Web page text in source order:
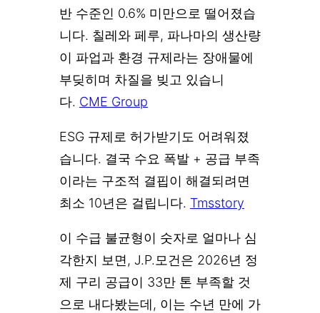
반 수준인 0.6% 미만으로 떨어졌습
니다. 칠레와 페루, 파나마의 생산량
이 파업과 환경 규제라는 장애물에
부딪히며 차질을 빚고 있습니
다. CME Group
ESG 규제로 허가받기도 어려워졌
습니다. 결국 수요 폭발 + 공급 부족
이라는 구조적 결핍이 해결되려면
최소 10년은 걸립니다. Tmsstory
이 수급 불균형이 숫자로 얼마나 심
각한지 보면, J.P.모건은 2026년 정
제 구리 공급이 33만 톤 부족할 것
으로 내다봤는데, 이는 수년 만에 가